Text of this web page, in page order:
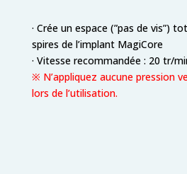
· Crée un espace (”pas de vis”)
spires de l’implant MagiCore
· Vitesse recommandée : 20 tr/
※ N’appliquez aucune pression
lors de l’utilisation.